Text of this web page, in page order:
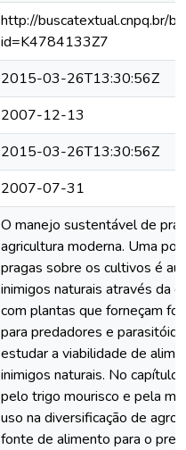
http://buscatextual.cnpq.br/
id=K4784133Z7
2015-03-26T13:30:56Z
2007-12-13
2015-03-26T13:30:56Z
2007-07-31
O manejo sustentável de
agricultura moderna. Uma
pragas sobre os cultivos é
inimigos naturais através da
com plantas que forneçam
para predadores e
estudar a viabilidade de
inimigos naturais. No
pelo trigo mourisco e pela
uso na diversificação de
fonte de alimento para o